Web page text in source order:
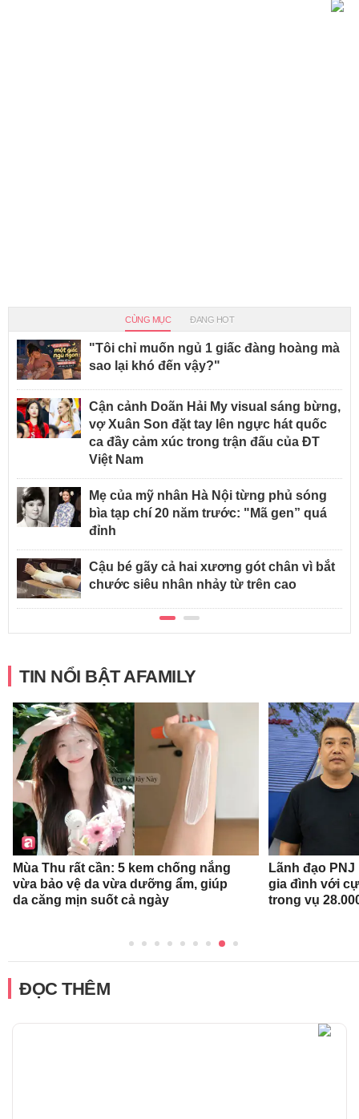
CÙNG MỤC ĐANG HOT
"Tôi chỉ muốn ngủ 1 giấc đàng hoàng mà
sao lại khó đến vậy?"
Cận cảnh Doãn Hải My visual sáng bừng,
vợ Xuân Son đặt tay lên ngực hát quốc
ca đầy cảm xúc trong trận đấu của ĐT
Việt Nam
Mẹ của mỹ nhân Hà Nội từng phủ sóng
bìa tạp chí 20 năm trước: "Mã gen” quá
đỉnh
Cậu bé gãy cả hai xương gót chân vì bắt
chước siêu nhân nhảy từ trên cao
TIN NỔI BẬT AFAMILY
Mùa Thu rất cần: 5 kem chống nắng
vừa bảo vệ da vừa dưỡng ẩm, giúp
da căng mịn suốt cả ngày
Lãnh đạo
gia đình với
trong vụ
ĐỌC THÊM